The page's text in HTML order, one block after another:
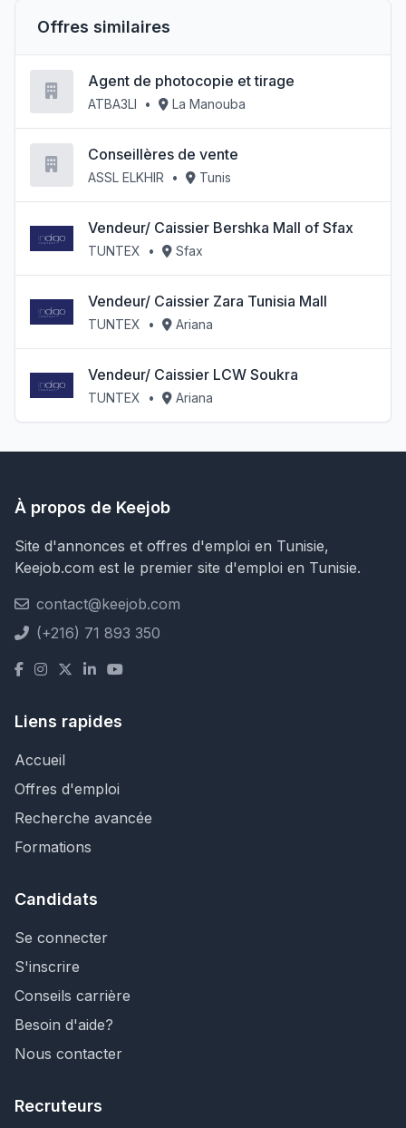
Offres similaires
Agent de photocopie et tirage
ATBA3LI • La Manouba
Conseillères de vente
ASSL ELKHIR • Tunis
Vendeur/ Caissier Bershka Mall of Sfax
TUNTEX • Sfax
Vendeur/ Caissier Zara Tunisia Mall
TUNTEX • Ariana
Vendeur/ Caissier LCW Soukra
TUNTEX • Ariana
À propos de Keejob
Site d'annonces et offres d'emploi en Tunisie,
Keejob.com est le premier site d'emploi en Tunisie.
contact@keejob.com
(+216) 71 893 350
Liens rapides
Accueil
Offres d'emploi
Recherche avancée
Formations
Candidats
Se connecter
S'inscrire
Conseils carrière
Besoin d'aide?
Nous contacter
Recruteurs